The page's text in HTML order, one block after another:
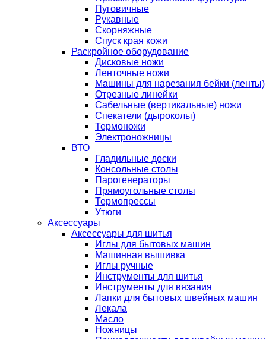
Пуговичные
Рукавные
Скорняжные
Спуск края кожи
Раскройное оборудование
Дисковые ножи
Ленточные ножи
Машины для нарезания бейки (ленты)
Отрезные линейки
Сабельные (вертикальные) ножи
Спекатели (дыроколы)
Термоножи
Электроножницы
ВТО
Гладильные доски
Консольные столы
Парогенераторы
Прямоугольные столы
Термопрессы
Утюги
Аксессуары
Аксессуары для шитья
Иглы для бытовых машин
Машинная вышивка
Иглы ручные
Инструменты для шитья
Инструменты для вязания
Лапки для бытовых швейных машин
Лекала
Масло
Ножницы